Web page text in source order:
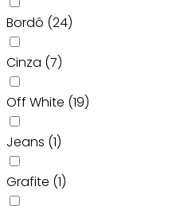
Bordô (24)
Cinza (7)
Off White (19)
Jeans (1)
Grafite (1)